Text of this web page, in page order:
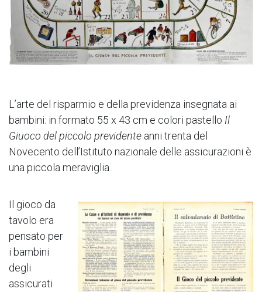
L’arte del risparmio e della previdenza insegnata ai
bambini: in formato 55 x 43 cm e colori pastello Il
Giuoco del piccolo previdente anni trenta del
Novecento dell’Istituto nazionale delle assicurazioni è
una piccola meraviglia.
Il gioco da
tavolo era
pensato per
i bambini
degli
assicurati